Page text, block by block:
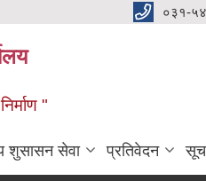
०३१-
"
शुसासन सेवा प्रतिवेदन